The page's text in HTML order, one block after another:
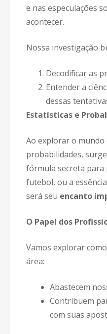
e nas especulações
acontecer.
Nossa investigação
Decodificar as
Entender a
dessas
Estatísticas e
Ao explorar o mundo
probabilidades,
fórmula secreta
futebol, ou a
será seu encanto
O Papel dos
Vamos explorar
área:
Abastecem
Contribuem
com suas